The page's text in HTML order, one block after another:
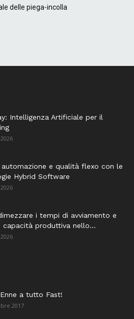
delle piega-incolla
Intelligenza Artificiale per il
automazione e qualità flexo con le
Hybrid Software
i tempi di avviamento e
capacità produttiva nello...
a tutto Fast!
2017